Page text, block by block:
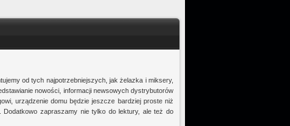
od tych najpotrzebniejszych, jak żelazka i miksery,
nowości, informacji newsowych dystrybutorów
urządzenie domu będzie jeszcze bardziej proste niż
zapraszamy nie tylko do lektury, ale też do